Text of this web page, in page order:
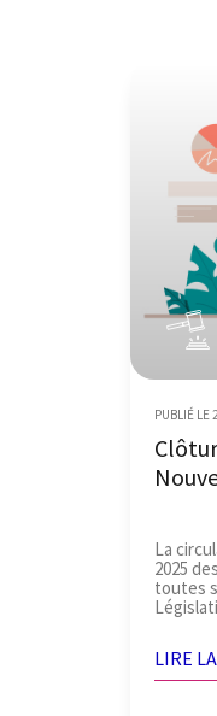
PUBLIÉ LE
La
2025
toutes
LIRE